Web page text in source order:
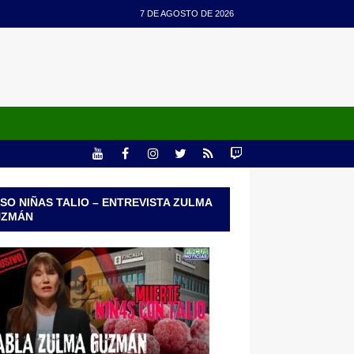
7 DE AGOSTO DE 2026
NIÑAS TALIO – ENTREVISTA ZULMA